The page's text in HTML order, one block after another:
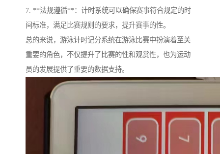
7. **法规遵循**：计时系统可以确保赛事符合规定的时
间标准，满足比赛规则的要求，提升赛事的性。
总的来说，游泳计时记分系统在游泳比赛中扮演着至关
重要的角色，不仅提升了比赛的性和观赏性，也为运动
员的发展提供了重要的数据支持。